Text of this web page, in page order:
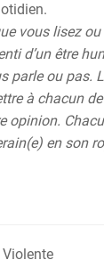
vous lisez
d’un être
parle ou pas.
à chacun
opinion.
en son